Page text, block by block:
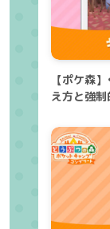
【ポケ森
え方と強